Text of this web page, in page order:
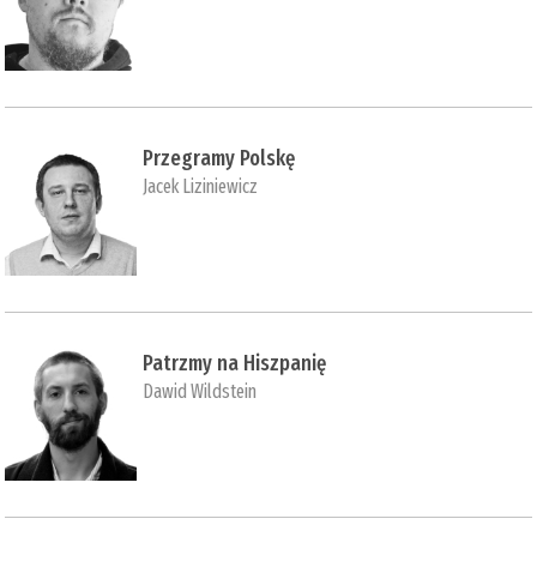
Przegramy Polskę
Jacek Liziniewicz
Patrzmy na Hiszpanię
Dawid Wildstein